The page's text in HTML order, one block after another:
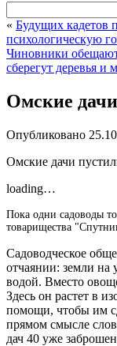
« Будущих кадетов
психологическую
Чиновники
сберегут деревья
Омские
Опубликовано
Омские дачи
loading…
Пока одни садоводы
товарищества
Садоводческое
отчаянии: земли на
водой. Вместо
Здесь он растет в
помощи, чтобы им
прямом смысле
дач 40 уже